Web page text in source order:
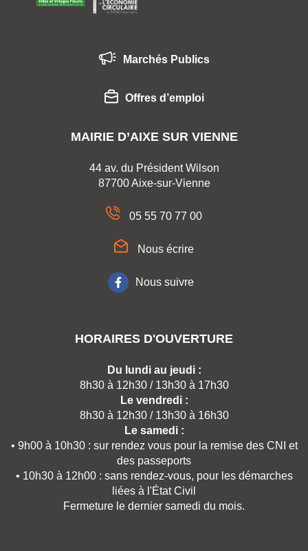
Marchés Publics
Offres d’emploi
MAIRIE D’AIXE SUR VIENNE
44 av. du Président Wilson
87700 Aixe-sur-Vienne
05 55 70 77 00
Nous écrire
Nous suivre
HORAIRES D'OUVERTURE
Du lundi au jeudi :
8h30 à 12h30 / 13h30 à 17h30
Le vendredi :
8h30 à 12h30 / 13h30 à 16h30
Le samedi :
• 9h00 à 10h30 : sur rendez vous pour la remise des CNI et
des passeports
• 10h30 à 12h00 : sans rendez-vous, pour les démarches
liées à l'État Civil
Fermeture le dernier samedi du mois.